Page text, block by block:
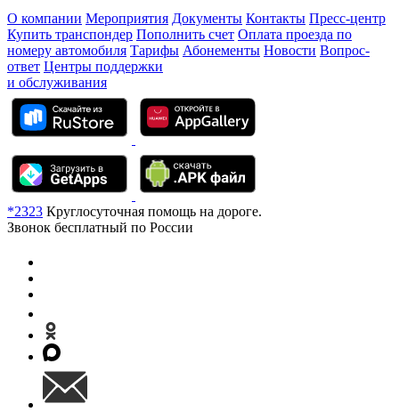
О компании Мероприятия Документы Контакты Пресс-центр
Купить транспондер Пополнить счет Оплата проезда по
номеру автомобиля Тарифы Абонементы Новости Вопрос-
ответ Центры поддержки
и обслуживания
*2323 Круглосуточная помощь на дороге.
Звонок бесплатный по России